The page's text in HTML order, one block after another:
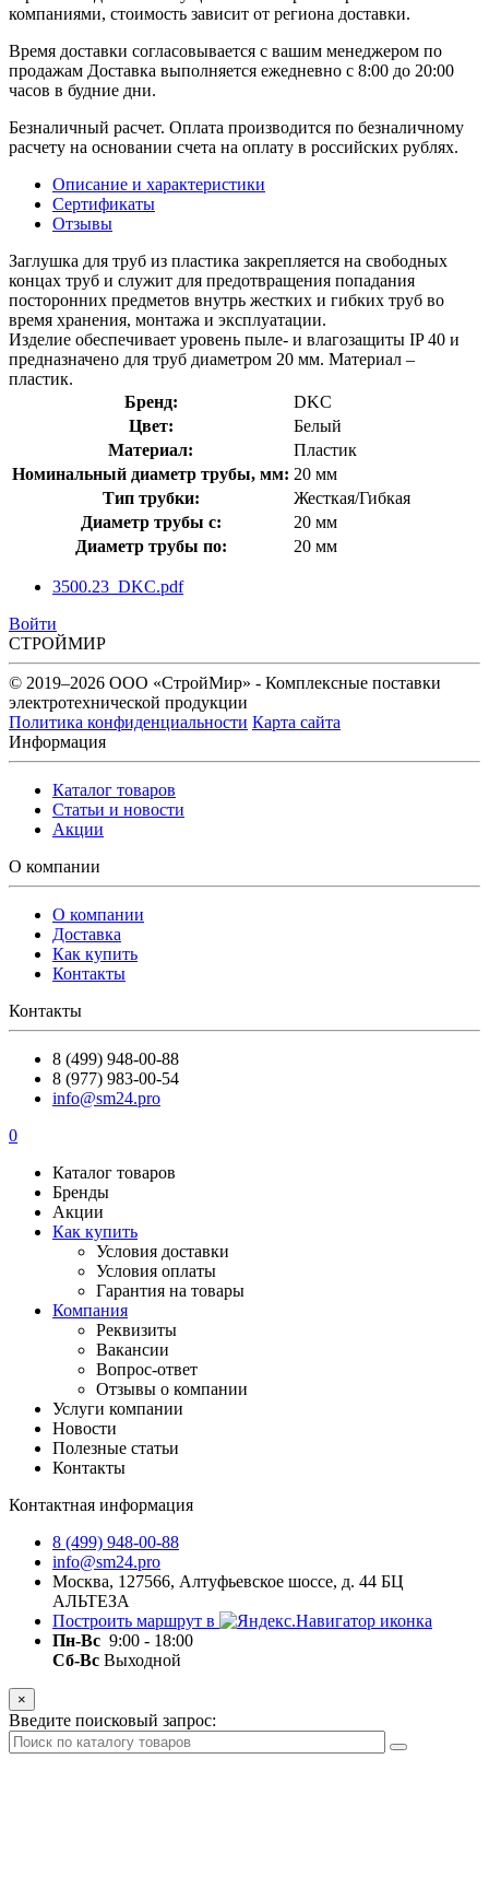
компаниями, стоимость зависит от региона доставки.
Время доставки согласовывается с вашим менеджером по
продажам Доставка выполняется ежедневно с 8:00 до 20:00
часов в будние дни.
Безналичный расчет. Оплата производится по безналичному
расчету на основании счета на оплату в российских рублях.
Описание и характеристики
Сертификаты
Отзывы
Заглушка для труб из пластика закрепляется на свободных
концах труб и служит для предотвращения попадания
посторонних предметов внутрь жестких и гибких труб во
время хранения, монтажа и эксплуатации.
Изделие обеспечивает уровень пыле- и влагозащиты IP 40 и
предназначено для труб диаметром 20 мм. Материал –
пластик.
Бренд:
DKC
Цвет:
Белый
Материал:
Пластик
Номинальный диаметр трубы, мм: 20 мм
Тип трубки:
Жесткая/Гибкая
Диаметр трубы с:
20 мм
Диаметр трубы по:
20 мм
3500.23_DKC.pdf
Войти
СТРОЙМИР
© 2019–2026 ООО «СтройМир» - Комплексные поставки
электротехнической продукции
Политика конфиденциальности Карта сайта
Информация
Каталог товаров
Статьи и новости
Акции
О компании
О компании
Доставка
Как купить
Контакты
Контакты
8 (499) 948-00-88
8 (977) 983-00-54
info@sm24.pro
0
Каталог товаров
Бренды
Акции
Как купить
Условия доставки
Условия оплаты
Гарантия на товары
Компания
Реквизиты
Вакансии
Вопрос-ответ
Отзывы о компании
Услуги компании
Новости
Полезные статьи
Контакты
Контактная информация
8 (499) 948-00-88
info@sm24.pro
Москва, 127566, Алтуфьевское шоссе, д. 44 БЦ
АЛЬТЕЗА
Построить маршрут в
Пн-Вс 9:00 - 18:00
Сб-Вс Выходной
×
Введите поисковый запрос: